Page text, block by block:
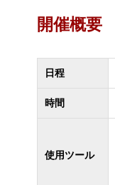
開催概要
日程
時間
使用ツール